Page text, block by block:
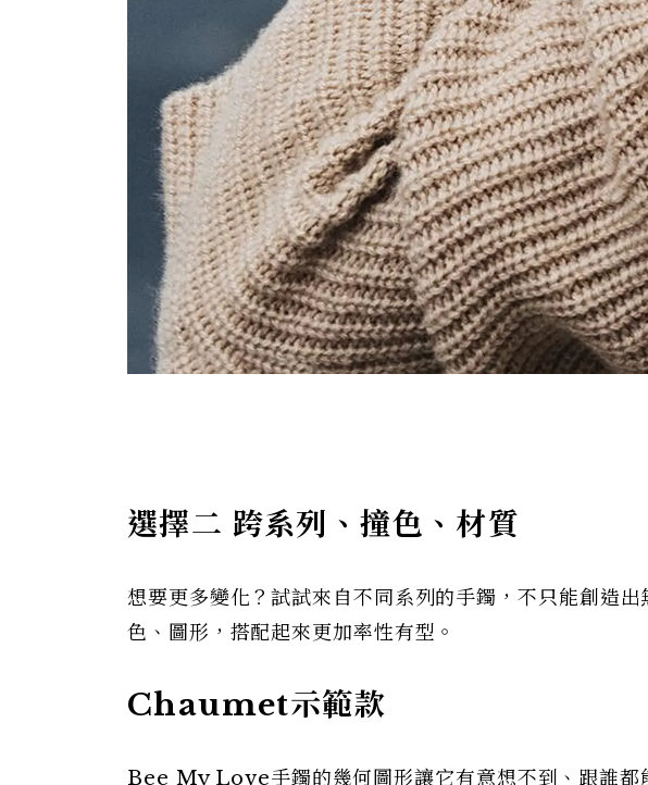
選擇二 跨系列、撞色、材質
想要更多變化？試試來自不同系列的手鐲，不只能創造
色、圖形，搭配起來更加率性有型。
Chaumet示範款
Bee My Love手鐲的幾何圖形讓它有意想不到、跟誰